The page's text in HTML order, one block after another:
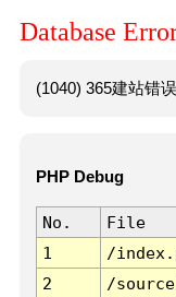
Database
(1040) 365建站错
PHP Debug
No. File
1
/
2
/